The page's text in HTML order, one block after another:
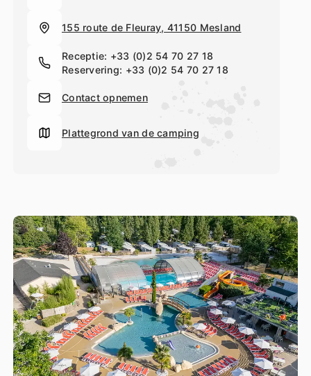
speciaal voor peuters ingerichte speelruimte.
155 route de Fleuray, 41150 Mesland
Receptie: +33 (0)2 54 70 27 18
Reservering: +33 (0)2 54 70 27 18
Contact opnemen
Plattegrond van de camping